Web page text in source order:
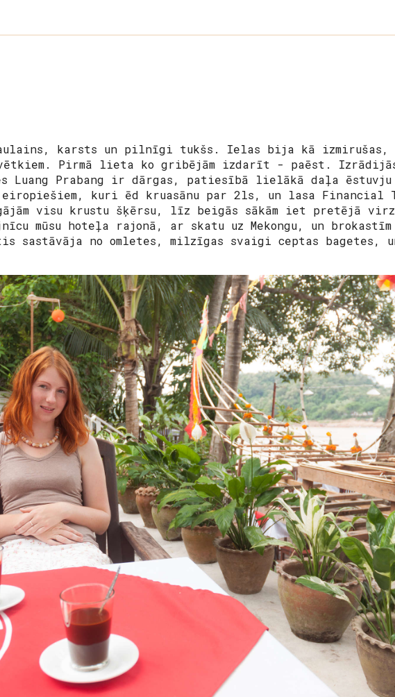
karsts un pilnīgi tukšs. Ielas bija kā
Pirmā lieta ko gribējām izdarīt - paēst.
Luang Prabang ir dārgas, patiesībā lielākā daļa
eiropiešiem, kuri ēd kruasānu par 2ls, un lasa Financial
visu krustu šķērsu, līz beigās sākām iet pretējā
mūsu hoteļa rajonā, ar skatu uz Mekongu, un
sastāvāja no omletes, milzīgas svaigi ceptas bagetes,